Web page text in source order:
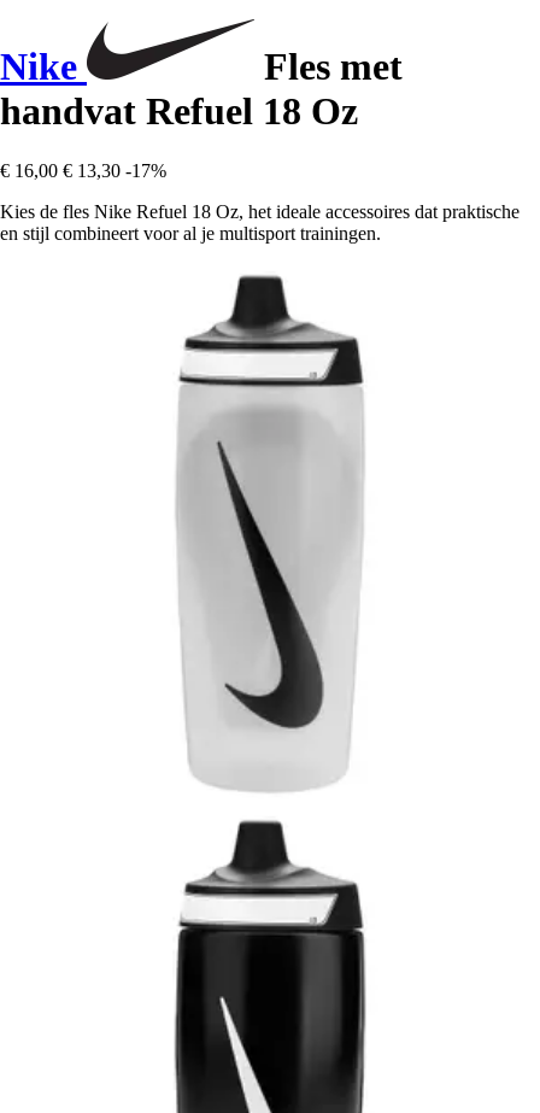
Nike
Fles met
handvat Refuel 18 Oz
€ 16,00 € 13,30 -17%
Kies de fles Nike Refuel 18 Oz, het ideale accessoires dat praktische
en stijl combineert voor al je multisport trainingen.